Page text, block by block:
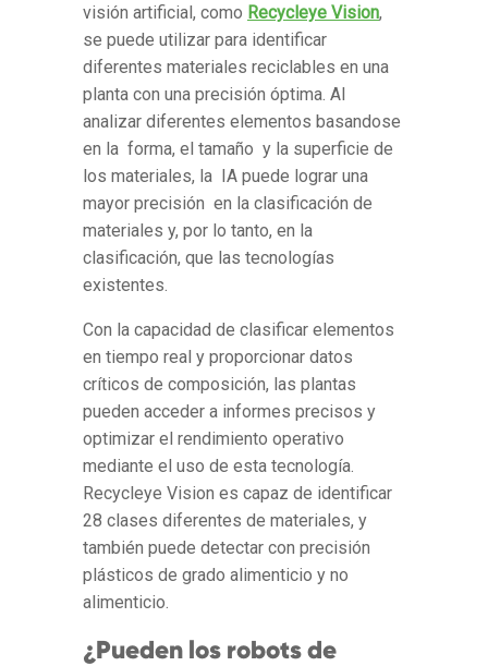
visión artificial, como Recycleye Vision,
se puede utilizar para identificar
diferentes materiales reciclables en una
planta con una precisión óptima. Al
analizar diferentes elementos basandose
en la forma, el tamaño y la superficie de
los materiales, la IA puede lograr una
mayor precisión en la clasificación de
materiales y, por lo tanto, en la
clasificación, que las tecnologías
existentes.
Con la capacidad de clasificar elementos
en tiempo real y proporcionar datos
críticos de composición, las plantas
pueden acceder a informes precisos y
optimizar el rendimiento operativo
mediante el uso de esta tecnología.
Recycleye Vision es capaz de identificar
28 clases diferentes de materiales, y
también puede detectar con precisión
plásticos de grado alimenticio y no
alimenticio.
¿Pueden los robots de